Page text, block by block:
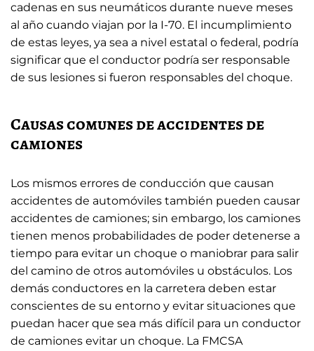
cadenas en sus neumáticos durante nueve meses
al año cuando viajan por la I-70. El incumplimiento
de estas leyes, ya sea a nivel estatal o federal, podría
significar que el conductor podría ser responsable
de sus lesiones si fueron responsables del choque.
Causas comunes de accidentes de
camiones
Los mismos errores de conducción que causan
accidentes de automóviles también pueden causar
accidentes de camiones; sin embargo, los camiones
tienen menos probabilidades de poder detenerse a
tiempo para evitar un choque o maniobrar para salir
del camino de otros automóviles u obstáculos. Los
demás conductores en la carretera deben estar
conscientes de su entorno y evitar situaciones que
puedan hacer que sea más difícil para un conductor
de camiones evitar un choque. La FMCSA